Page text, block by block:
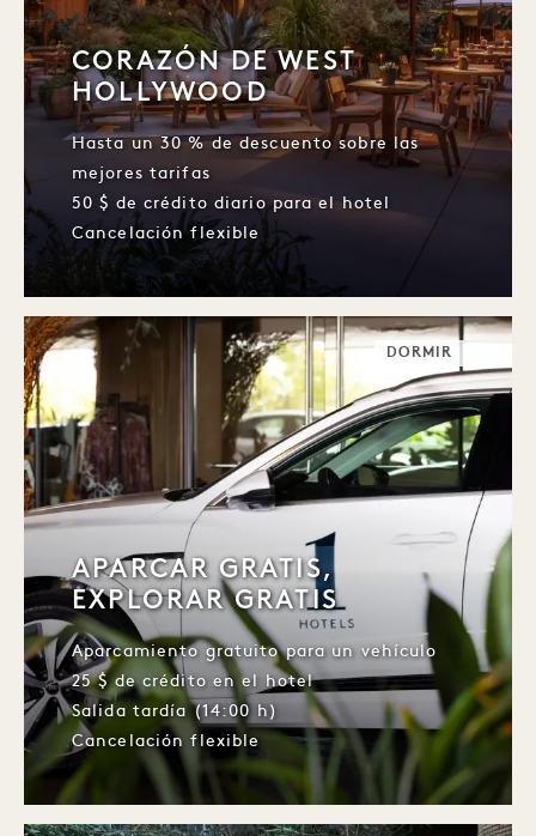
CORAZÓN DE WEST
HOLLYWOOD
Hasta un 30 % de descuento sobre las
mejores tarifas
50 $ de crédito diario para el hotel
Cancelación flexible
DORMIR
APARCAR GRATIS,
EXPLORAR GRATIS
Aparcamiento gratuito para un vehículo
25 $ de crédito en el hotel
Salida tardía (14:00 h)
Cancelación flexible